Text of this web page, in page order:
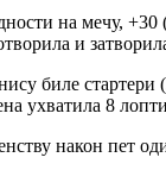
на мечу,
и
биле
ухватила 8
након пет